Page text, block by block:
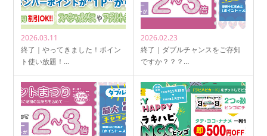
2026.03.11
終了｜やってきました！ポイン
ト使い放題！…
2026.02.23
終了｜ダブルチャンスをご存知
ですか？？？…